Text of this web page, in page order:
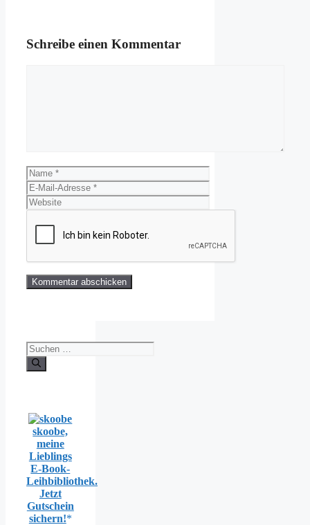
Schreibe einen Kommentar
Name
E-
Mail-
Adresse
Website
Suchen
nach:
skoobe,
meine
Lieblings
E-Book-
Leihbibliothek.
Jetzt
Gutschein
sichern!